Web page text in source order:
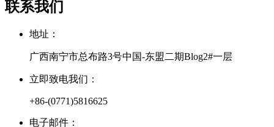
联系我们
地址：
广西南宁市总布路3号中国-东盟二期Blog2#一层
立即致电我们：
+86-(0771)5816625
电子邮件：